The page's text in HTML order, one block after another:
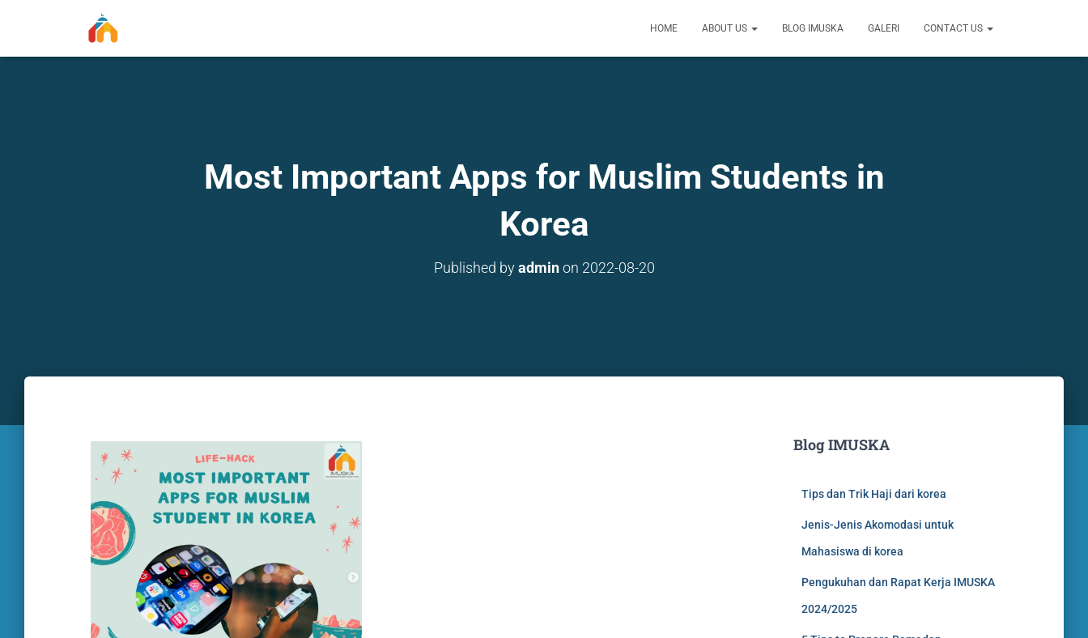
HOME ABOUT US BLOG IMUSKA GALERI CONTACT US
Most Important Apps for Muslim Students in
Korea
Published byadminon 2022-08-20
Blog IMUSKA
Tips dan Trik Haji dari korea
Jenis-Jenis Akomodasi untuk
Mahasiswa di korea
Pengukuhan dan Rapat Kerja IMUSKA
2024/2025